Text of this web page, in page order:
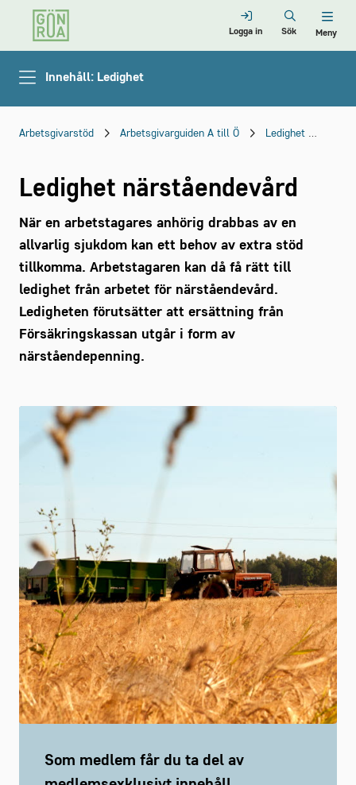
Logga in Sök Meny
Innehåll: Ledighet
Arbetsgivarstöd Arbetsgivarguiden A till Ö Ledighet
Ledighet närståendevård
När en arbetstagares anhörig drabbas av en
allvarlig sjukdom kan ett behov av extra stöd
tillkomma. Arbetstagaren kan då få rätt till
ledighet från arbetet för närståendevård.
Ledigheten förutsätter att ersättning från
Försäkringskassan utgår i form av
närståendepenning.
Som medlem får du ta del av